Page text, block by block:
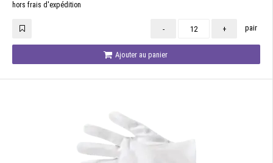
hors frais d'expédition
- + pair
Ajouter au panier